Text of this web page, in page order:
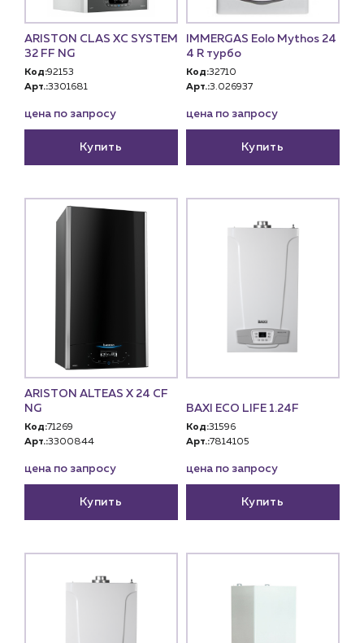
ARISTON CLAS XC SYSTEM
32 FF NG
Код:92153
Арт.:3301681
цена по запросу
Купить
IMMERGAS Eolo Mythos 24
4 R турбо
Код:32710
Арт.:3.026937
цена по запросу
Купить
ARISTON ALTEAS X 24 СF
NG
Код:71269
Арт.:3300844
цена по запросу
Купить
BAXI ECO LIFE 1.24F
Код:31596
Арт.:7814105
цена по запросу
Купить